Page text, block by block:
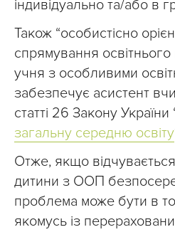
індивідуально та/або в
Також “особистісно
спрямування
учня з особливими
забезпечує асистент
статті 26 Закону України
загальну середню освіту
Отже, якщо
дитини з ООП
проблема може бути в
якомусь із